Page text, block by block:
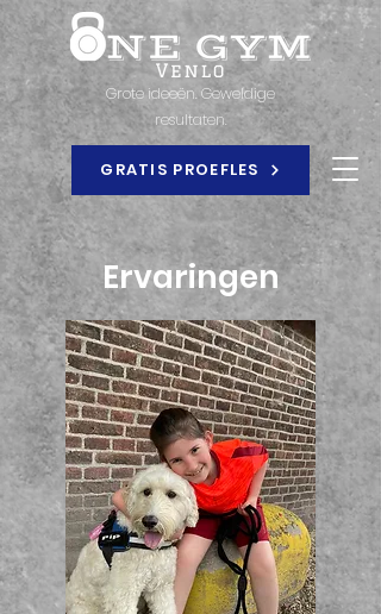
GRATIS PROEFLES
Grote ideeën. Geweldige
resultaten.
Ervaringen